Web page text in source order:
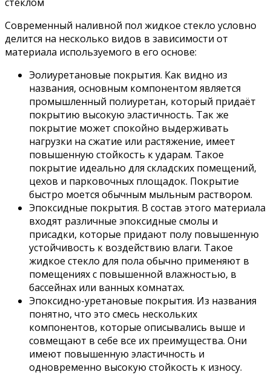
Современный наливной пол жидкое стекло условно
делится на несколько видов в зависимости от
материала используемого в его основе:
Эолиуретановые покрытия. Как видно из
названия, основным компонентом является
промышленный полиуретан, который придаёт
покрытию высокую эластичность. Так же
покрытие может спокойно выдерживать
нагрузки на сжатие или растяжение, имеет
повышенную стойкость к ударам. Такое
покрытие идеально для складских помещений,
цехов и парковочных площадок. Покрытие
быстро моется обычным мыльным раствором.
Эпоксидные покрытия. В состав этого материала
входят различные эпоксидные смолы и
присадки, которые придают полу повышенную
устойчивость к воздействию влаги. Такое
жидкое стекло для пола обычно применяют в
помещениях с повышенной влажностью, в
бассейнах или ванных комнатах.
Эпоксидно-уретановые покрытия. Из названия
понятно, что это смесь нескольких
компонентов, которые описывались выше и
совмещают в себе все их преимущества. Они
имеют повышенную эластичность и
одновременно высокую стойкость к износу.